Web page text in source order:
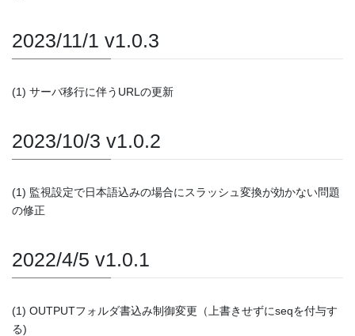
2023/11/1 v1.0.3
(1) サーバ移行に伴うURLの更新
2023/10/3 v1.0.2
(1) 監視設定で日本語込みの場合にスラッシュ変換が効かない問題
の修正
2022/4/5 v1.0.1
(1) OUTPUTフォルダ書込み制御変更（上書きせずにseqを付与す
る)